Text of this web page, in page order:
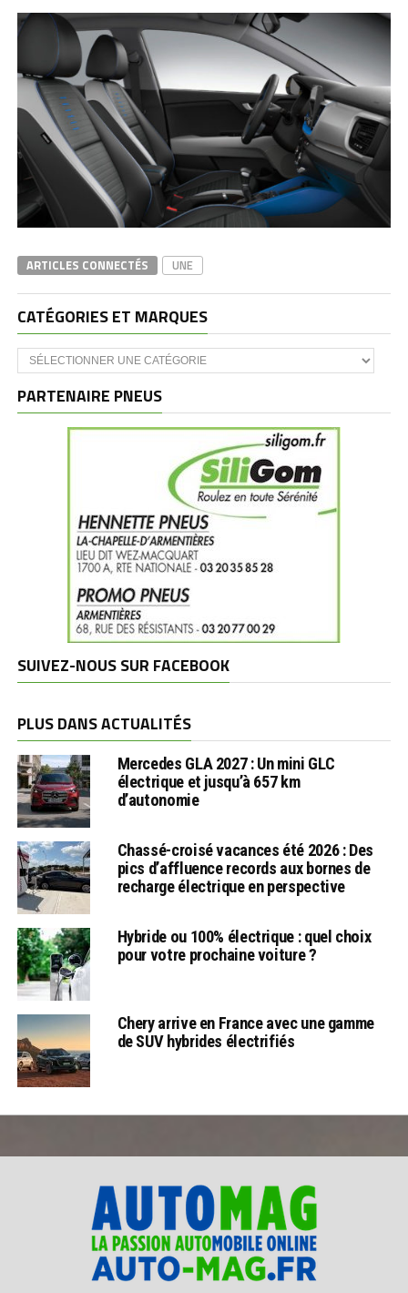
ARTICLES CONNECTÉS UNE
CATÉGORIES ET MARQUES
Catégories
et
PARTENAIRE PNEUS
SUIVEZ-NOUS SUR FACEBOOK
PLUS DANS ACTUALITÉS
Mercedes GLA 2027 : Un mini GLC
électrique et jusqu’à 657 km
d’autonomie
Chassé-croisé vacances été 2026 : Des
pics d’affluence records aux bornes de
recharge électrique en perspective
Hybride ou 100% électrique : quel choix
pour votre prochaine voiture ?
Chery arrive en France avec une gamme
de SUV hybrides électrifiés